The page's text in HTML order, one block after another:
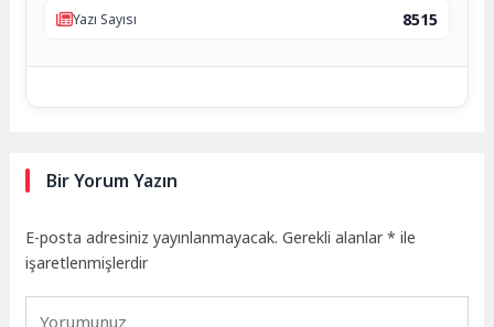
Yazı Sayısı
8515
Bir Yorum Yazın
E-posta adresiniz yayınlanmayacak. Gerekli alanlar* ile
işaretlenmişlerdir